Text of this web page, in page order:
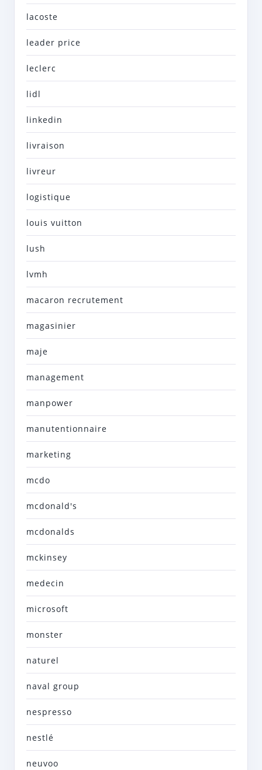
lacoste
leader price
leclerc
lidl
linkedin
livraison
livreur
logistique
louis vuitton
lush
lvmh
macaron recrutement
magasinier
maje
management
manpower
manutentionnaire
marketing
mcdo
mcdonald's
mcdonalds
mckinsey
medecin
microsoft
monster
naturel
naval group
nespresso
nestlé
neuvoo